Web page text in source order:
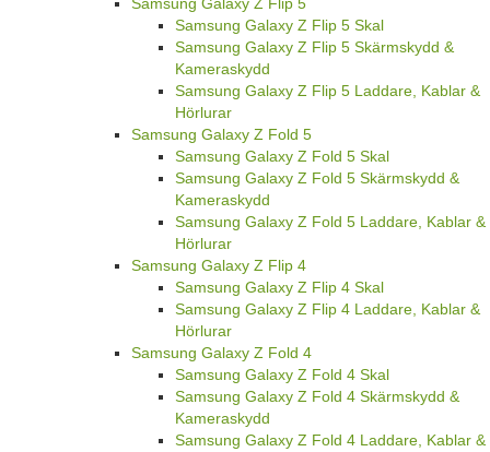
Samsung Galaxy Z Flip 5
Samsung Galaxy Z Flip 5 Skal
Samsung Galaxy Z Flip 5 Skärmskydd &
Kameraskydd
Samsung Galaxy Z Flip 5 Laddare, Kablar &
Hörlurar
Samsung Galaxy Z Fold 5
Samsung Galaxy Z Fold 5 Skal
Samsung Galaxy Z Fold 5 Skärmskydd &
Kameraskydd
Samsung Galaxy Z Fold 5 Laddare, Kablar &
Hörlurar
Samsung Galaxy Z Flip 4
Samsung Galaxy Z Flip 4 Skal
Samsung Galaxy Z Flip 4 Laddare, Kablar &
Hörlurar
Samsung Galaxy Z Fold 4
Samsung Galaxy Z Fold 4 Skal
Samsung Galaxy Z Fold 4 Skärmskydd &
Kameraskydd
Samsung Galaxy Z Fold 4 Laddare, Kablar &